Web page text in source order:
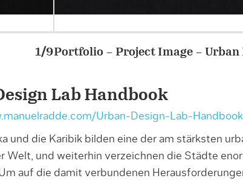
Project Image – Urban Design Lab
Lab Handbook
Urban-Design-Lab-Handbook
und die Karibik bilden eine der am stärksten
Welt, und weiterhin verzeichnen die Städte
auf die damit verbundenen